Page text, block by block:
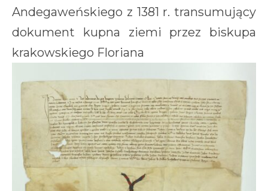
Andegaweńskiego z 1381 r. transumujący
dokument kupna ziemi przez biskupa
krakowskiego Floriana